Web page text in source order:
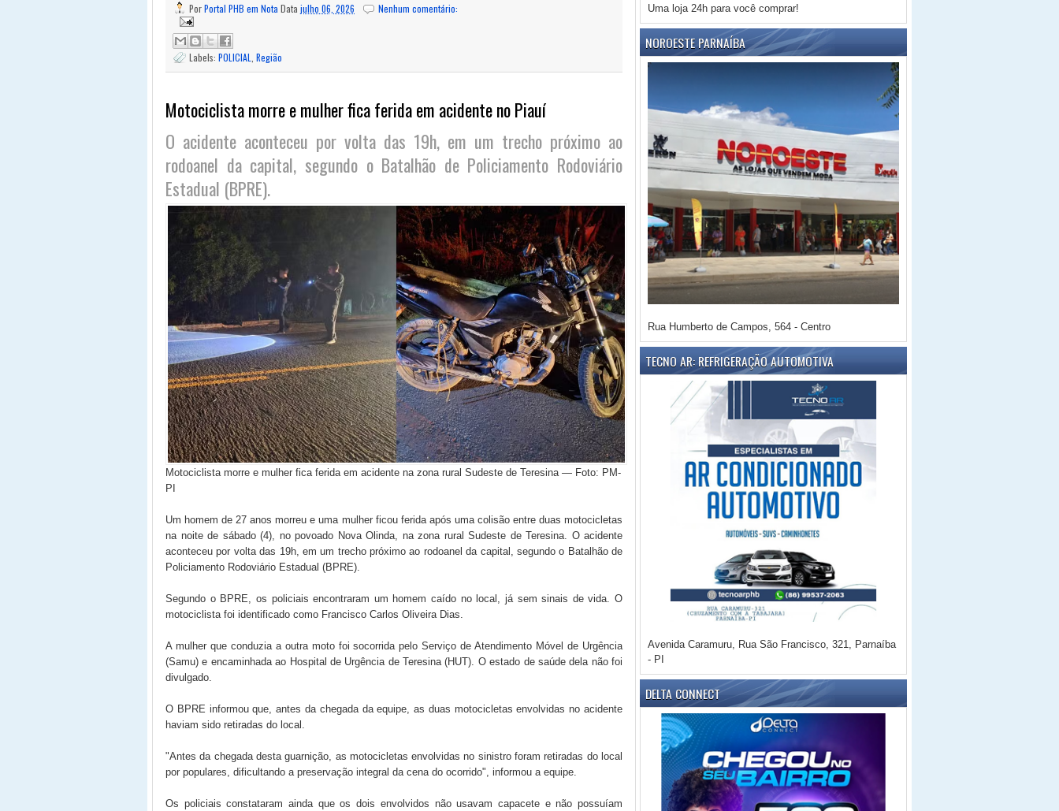
PorPortal PHB em Nota Data julho 06, 2026 Nenhum comentário:
Labels: POLICIAL Região
Motociclista morre e mulher fica ferida em acidente no Piauí
O acidente aconteceu por volta das 19h, em um trecho próximo ao
rodoanel da capital, segundo o Batalhão de Policiamento Rodoviário
Estadual (BPRE).
Motociclista morre e mulher fica ferida em acidente na zona rural Sudeste de Teresina — Foto: PM-
PI
Um homem de 27 anos morreu e uma mulher ficou ferida após uma colisão entre duas motocicletas
na noite de sábado (4), no povoado Nova Olinda, na zona rural Sudeste de Teresina. O acidente
aconteceu por volta das 19h, em um trecho próximo ao rodoanel da capital, segundo o Batalhão de
Policiamento Rodoviário Estadual (BPRE).
Segundo o BPRE, os policiais encontraram um homem caído no local, já sem sinais de vida. O
motociclista foi identificado como Francisco Carlos Oliveira Dias.
A mulher que conduzia a outra moto foi socorrida pelo Serviço de Atendimento Móvel de Urgência
(Samu) e encaminhada ao Hospital de Urgência de Teresina (HUT). O estado de saúde dela não foi
divulgado.
O BPRE informou que, antes da chegada da equipe, as duas motocicletas envolvidas no acidente
haviam sido retiradas do local.
"Antes da chegada desta guarnição, as motocicletas envolvidas no sinistro foram retiradas do local
por populares, dificultando a preservação integral da cena do ocorrido", informou a equipe.
Os policiais constataram ainda que os dois envolvidos não usavam capacete e não possuíam
Uma loja 24h para você comprar!
NOROESTE PARNAÍBA
Rua Humberto de Campos, 564 - Centro
TECNO AR: REFRIGERAÇÃO AUTOMOTIVA
Avenida Caramuru, Rua São Francisco, 321, Parnaíba
- PI
DELTA CONNECT